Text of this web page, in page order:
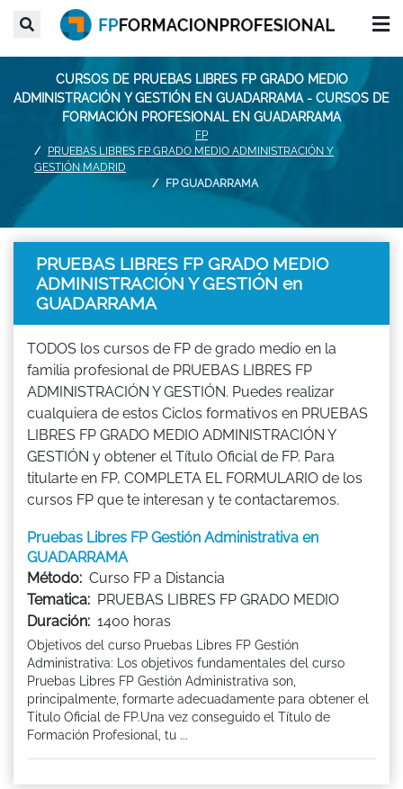
CURSOS DE PRUEBAS LIBRES FP GRADO MEDIO
ADMINISTRACIÓN Y GESTIÓN EN GUADARRAMA - CURSOS DE
FORMACIÓN PROFESIONAL EN GUADARRAMA
FP
PRUEBAS LIBRES FP GRADO MEDIO ADMINISTRACIÓN Y
GESTIÓN MADRID
FP GUADARRAMA
PRUEBAS LIBRES FP GRADO MEDIO
ADMINISTRACIÓN Y GESTIÓN en
GUADARRAMA
TODOS los cursos de FP de grado medio en la
familia profesional de PRUEBAS LIBRES FP
ADMINISTRACIÓN Y GESTIÓN. Puedes realizar
cualquiera de estos Ciclos formativos en PRUEBAS
LIBRES FP GRADO MEDIO ADMINISTRACIÓN Y
GESTIÓN y obtener el Título Oficial de FP. Para
titularte en FP, COMPLETA EL FORMULARIO de los
cursos FP que te interesan y te contactaremos.
Pruebas Libres FP Gestión Administrativa en
GUADARRAMA
Método: Curso FP a Distancia
Tematica: PRUEBAS LIBRES FP GRADO MEDIO
Duración: 1400 horas
Objetivos del curso Pruebas Libres FP Gestión
Administrativa: Los objetivos fundamentales del curso
Pruebas Libres FP Gestión Administrativa son,
principalmente, formarte adecuadamente para obtener el
Titulo Oficial de FP.Una vez conseguido el Título de
Formación Profesional, tu ...